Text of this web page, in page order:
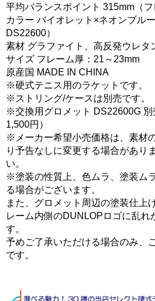
平均バランスポイント 315mm（フ
カラー バイオレット×ネオンブル
DS22600）
素材 グラファイト、高反発ウレタ
サイズ フレーム厚：21～23mm
原産国 MADE IN CHINA
※硬式テニス用のラケットです。
※ストリング/ケースは別売です。
※交換用グロメット DS22600G 別
1,500円）
※メーカー希望小売価格は、素材
り予告なしに変更する場合があり
い。
※塗装の性質上、色ムラ、塗装ム
る場合がございます。
また、グロメット周辺の塗装仕上
レーム内側のDUNLOPロゴに乱れ
す。
予めご了承いただける場合のみ、
です。